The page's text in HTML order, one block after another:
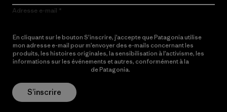
Adresse e-mail
En cliquant sur le bouton S’inscrire, j’accepte que Patagonia utilise
mon adresse e-mail pour m’envoyer des e-mails concernant les
produits, les histoires originales, la sensibilisation à l’activisme, les
informations sur les événements et autres, conformément à la
de Patagonia.
S’inscrire